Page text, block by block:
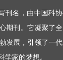
刊名，由中国科协
期刊。它凝聚了全
发展，引领了一代
家的梦想。